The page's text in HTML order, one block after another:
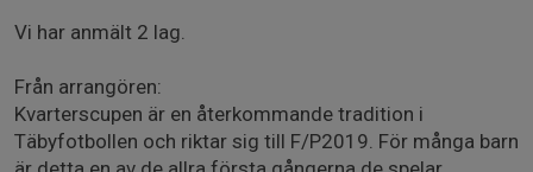
Vi har anmält 2 lag.
Från arrangören:
Kvarterscupen är en återkommande tradition i
Täbyfotbollen och riktar sig till F/P2019. För många barn